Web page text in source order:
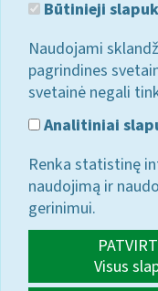
Būtinieji
Naudojami
pagrindines
svetainė negali
Analitiniai
Renka statistinę
naudojimą ir
gerinimui.
Visus